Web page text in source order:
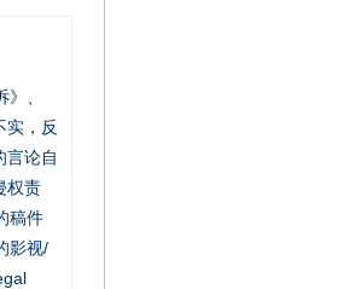
、
实，反
言论自
权责
稿件
影视/